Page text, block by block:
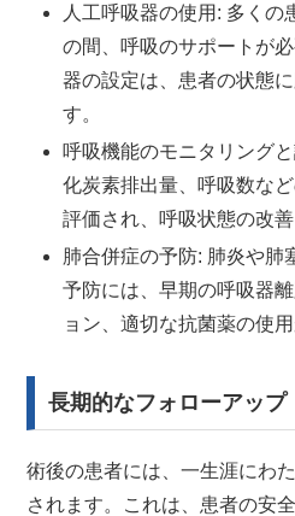
人工呼吸器の使用: 多くの
の間、呼吸のサポートが
器の設定は、患者の状態
す。
呼吸機能のモニタリング
化炭素排出量、呼吸数な
評価され、呼吸状態の改善
肺合併症の予防: 肺炎や肺
予防には、早期の呼吸器
ョン、適切な抗菌薬の使用
長期的なフォローアップ
術後の患者には、一生涯にわ
されます。これは、患者の安